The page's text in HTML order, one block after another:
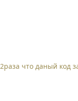
что даный код